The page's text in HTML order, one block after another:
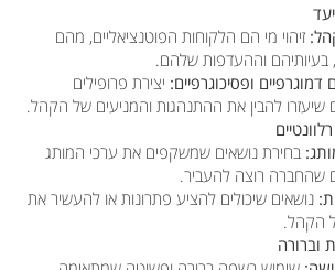
זיהוי מי הם הלקוחות הפוטנציאליים, מהם
בעיותיהם וההעדפות שלהם.
דמוגרפיים ופסיכוגרפיים: יצירת פרופילים
שיעזרו להבין את ההתנהגות והמניעים של הקהל.
בחירת נושאים שמשקפים את ערכי המותג
שהחברה רוצה להעביר.
נושאים שיכולים להציע פתרונות או להעשיר את
הקהל.
וברורה